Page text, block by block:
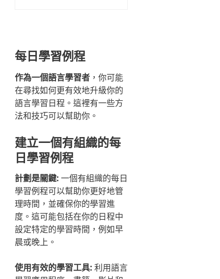
每日學習例程
作為一個語言學習者 ，你可能
在尋找如何更有效地升級你的
語言學習日程。這裡有一些方
法和技巧可以幫助你。
建立一個有組織的每
日學習例程
計劃是關鍵: 一個有組織的每日
學習例程可以幫助你更好地管
理時間，並確保你的學習進
度。這可能包括在你的日程中
設定特定的學習時間，例如早
晨或晚上。
使用有效的學習工具: 利用語言